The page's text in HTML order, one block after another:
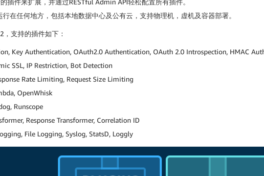
插件来扩展，并通过RESTful Admin API轻松配置所有插件。
在任何地方，包括本地数据中心及公有云，支持物理机，虚机及容器部署。
，支持的插件如下：
Key Authentication, OAuth2.0 Authentication, OAuth 2.0 Introspection, HMAC
SSL, IP Restriction, Bot Detection
Rate Limiting, Request Size Limiting
OpenWhisk
Runscope
Response Transformer, Correlation ID
File Logging, Syslog, StatsD, Loggly